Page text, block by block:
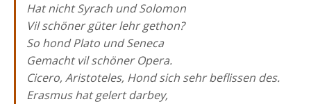
Hat nicht Syrach und Solomon
Vil schöner güter lehr gethon?
So hond Plato und Seneca
Gemacht vil schöner Opera.
Cicero, Aristoteles, Hond sich sehr beflissen des.
Erasmus hat gelert darbey,